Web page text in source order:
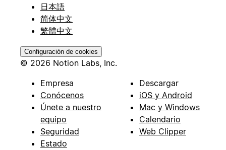
日本語
简体中文
繁體中文
Configuración de cookies
© 2026 Notion Labs, Inc.
Empresa
Conócenos
Únete a nuestro
equipo
Seguridad
Estado
Descargar
iOS y Android
Mac y Windows
Calendario
Web Clipper